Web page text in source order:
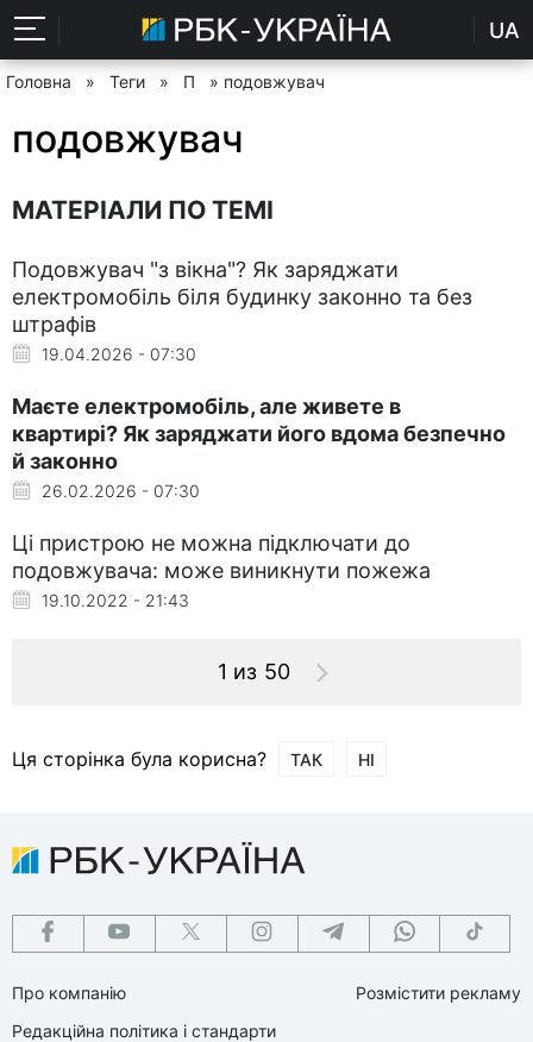
UA
Головна » Теги » П » подовжувач
подовжувач
МАТЕРІАЛИ ПО ТЕМІ
Подовжувач "з вікна"? Як заряджати
електромобіль біля будинку законно та без
штрафів
19.04.2026 - 07:30
Маєте електромобіль, але живете в
квартирі? Як заряджати його вдома безпечно
й законно
26.02.2026 - 07:30
Ці пристрою не можна підключати до
подовжувача: може виникнути пожежа
19.10.2022 - 21:43
1 из 50
Ця сторінка була корисна? ТАК НІ
Про компанію
Редакційна політика і стандарти
Розмістити рекламу